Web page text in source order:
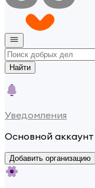
Найти
Уведомления
Основной аккаунт
Добавить организацию